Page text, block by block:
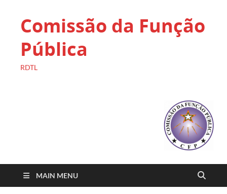
Comissão da Função
Pública
RDTL
MAIN MENU